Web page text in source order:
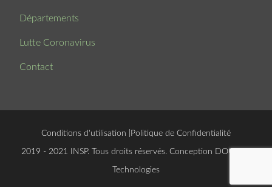
Départements
Lutte Coronavirus
Contact
Conditions d'utilisation Politique de Confidentialité
© 2019 - 2021 INSP. Tous droits réservés. Conception DOUCSOFT
Technologies